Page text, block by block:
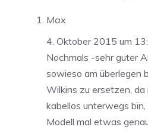
Max
4. Oktober 2015 um
Nochmals -sehr guter
sowieso am überlegen
Wilkins zu ersetzen,
kabellos unterwegs
Modell mal etwas